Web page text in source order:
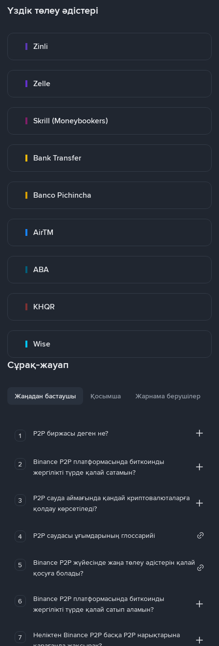
Үздік төлеу әдістері
Zinli
Zelle
Skrill (Moneybookers)
Bank Transfer
Banco Pichincha
AirTM
ABA
KHQR
Wise
Сұрақ-жауап
Жаңадан бастаушы Қосымша Жарнама берушілер
1 P2P биржасы деген не?
2
Binance P2P платформасында биткоинды
жергілікті түрде қалай сатамын?
3
P2P сауда аймағында қандай криптовалюталарға
қолдау көрсетіледі?
4 P2P саудасы ұғымдарының глоссарийі
5
Binance P2P жүйесінде жаңа төлеу әдістерін қалай
қосуға болады?
6
Binance P2P платформасында биткоинды
жергілікті түрде қалай сатып аламын?
7
Неліктен Binance P2P басқа P2P нарықтарына